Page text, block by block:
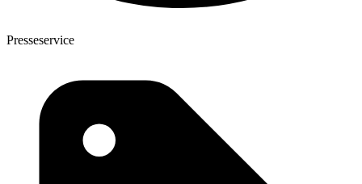
Presseservice